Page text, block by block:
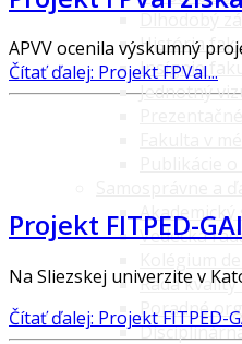
Dlhodobý
História
Insígnie
Jednotný
Akademický
Vedecká
Rada kvality
Poradné
APVV ocenila výskumný
Čítať ďalej: Projekt FPVaI...
Projekt FITPED-
Na Sliezskej univerzite v
Čítať ďalej: Projekt FITPED-